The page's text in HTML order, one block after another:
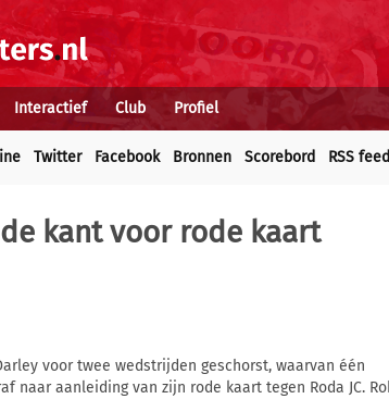
Interactief Club Profiel
Twitter Facebook Bronnen Scorebord RSS feed
kant voor rode kaart
voor twee wedstrijden geschorst, waarvan één
naar aanleiding van zijn rode kaart tegen Roda JC.